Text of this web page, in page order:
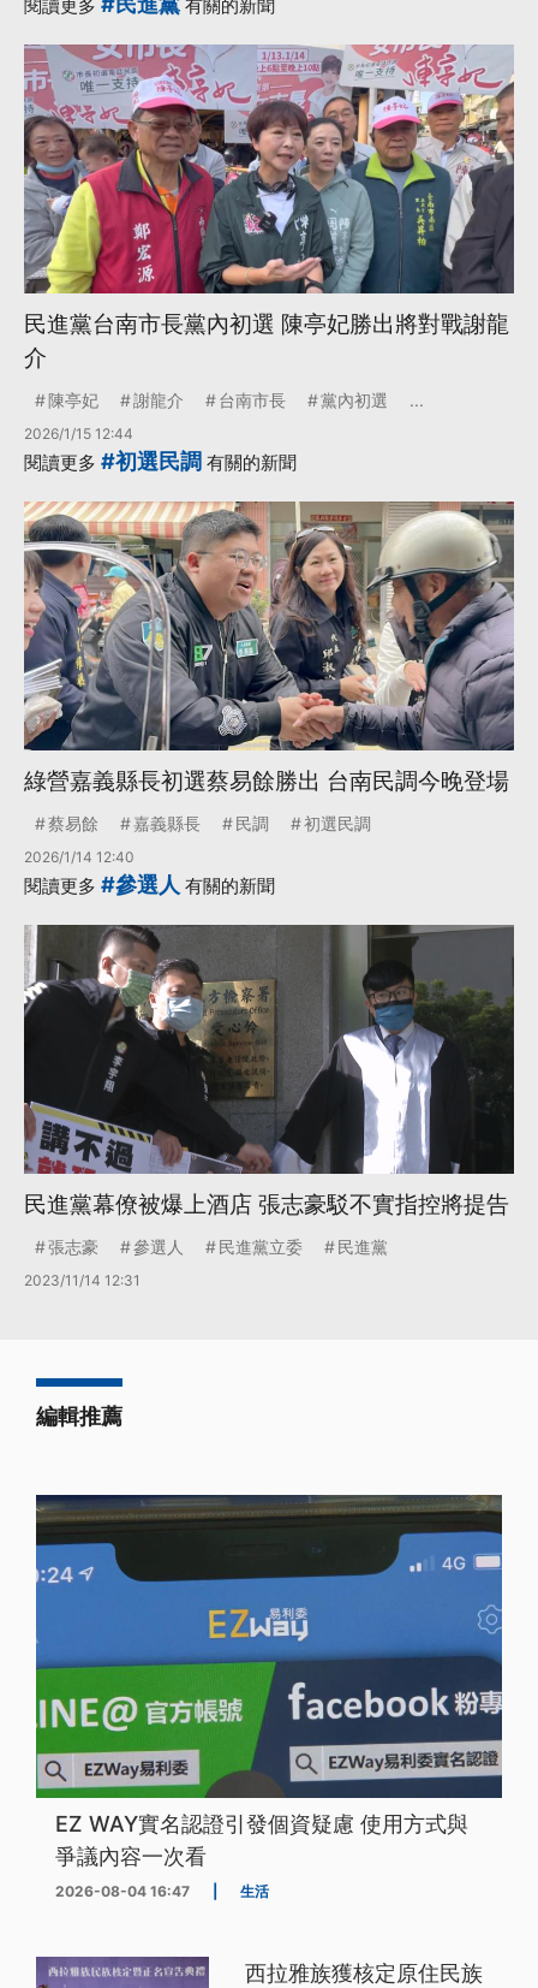
國民黨全代會
立法院長王金平·更多...
閱讀更多 有關的新聞
民進黨台南市長黨內初選 陳亭妃勝出將對戰謝龍
介
陳亭妃 謝龍介 台南市長 黨內初選 ...
2026/1/15 12:44
閱讀更多 #初選民調 有關的新聞
綠營嘉義縣長初選蔡易餘勝出 台南民調今晚登場
蔡易餘 嘉義縣長 民調 初選民調
2026/1/14 12:40
閱讀更多 #參選人 有關的新聞
民進黨幕僚被爆上酒店 張志豪駁不實指控將提告
張志豪 參選人 民進黨立委 民進黨
2023/11/14 12:31
編輯推薦
EZ WAY實名認證引發個資疑慮 使用方式與
爭議內容一次看
2026-08-04 16:47 生活
西拉雅族獲核定原住民族